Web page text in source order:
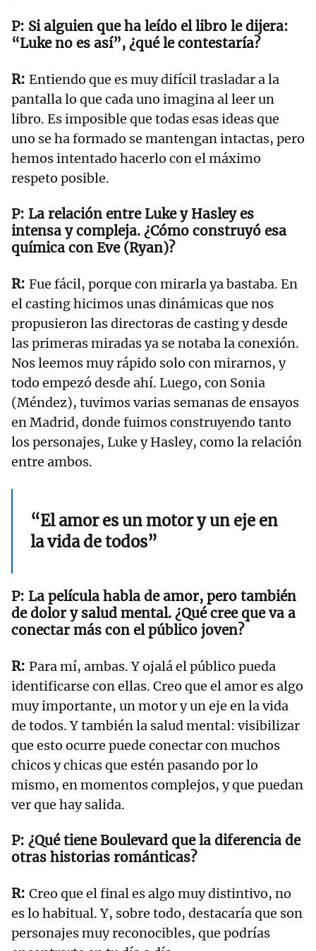
Si alguien que ha leído el libro le dijera:
“Luke no es así”, ¿qué le contestaría?
Entiendo que es muy difícil trasladar a la
pantalla lo que cada uno imagina al leer un
libro. Es imposible que todas esas ideas que
uno se ha formado se mantengan intactas, pero
hemos intentado hacerlo con el máximo
respeto posible.
La relación entre Luke y Hasley es
intensa y compleja. ¿Cómo construyó esa
química con Eve (Ryan)?
Fue fácil, porque con mirarla ya bastaba. En
el casting hicimos unas dinámicas que nos
propusieron las directoras de casting y desde
las primeras miradas ya se notaba la conexión.
Nos leemos muy rápido solo con mirarnos, y
todo empezó desde ahí. Luego, con Sonia
(Méndez), tuvimos varias semanas de ensayos
en Madrid, donde fuimos construyendo tanto
los personajes, Luke y Hasley, como la relación
entre ambos.
“El amor es un motor y un eje en
la vida de todos”
La película habla de amor, pero también
de dolor y salud mental. ¿Qué cree que va a
conectar más con el público joven?
Para mí, ambas. Y ojalá el público pueda
identificarse con ellas. Creo que el amor es algo
muy importante, un motor y un eje en la vida
de todos. Y también la salud mental: visibilizar
que esto ocurre puede conectar con muchos
chicos y chicas que estén pasando por lo
mismo, en momentos complejos, y que puedan
ver que hay salida.
¿Qué tiene Boulevard que la diferencia de
otras historias románticas?
Creo que el final es algo muy distintivo, no
es lo habitual. Y, sobre todo, destacaría que son
personajes muy reconocibles, que podrías